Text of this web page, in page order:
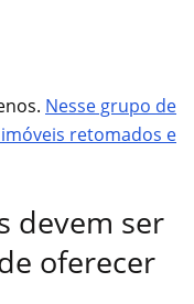
Nesse grupo de
retomados e
devem ser
oferecer